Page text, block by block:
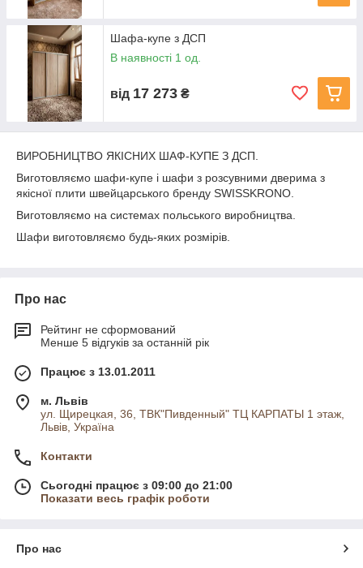
Шафа-купе з ДСП
В наявності 1 од.
від 17 273 ₴
ВИРОБНИЦТВО ЯКІСНИХ ШАФ-КУПЕ З ДСП.
Виготовляємо шафи-купе і шафи з розсувними дверима з
якісної плити швейцарського бренду SWISSKRONO.
Виготовляємо на системах польського виробництва.
Шафи виготовляємо будь-яких розмірів.
Про нас
Рейтинг не сформований
Менше 5 відгуків за останній рік
Працює з 13.01.2011
м. Львів
ул. Щирецкая, 36, ТВК"Пивденный" ТЦ КАРПАТЫ 1 этаж,
Львів, Україна
Контакти
Сьогодні працює з 09:00 до 21:00
Показати весь графік роботи
Про нас